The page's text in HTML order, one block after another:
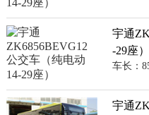
宇通
-29座）
车长：
宇通